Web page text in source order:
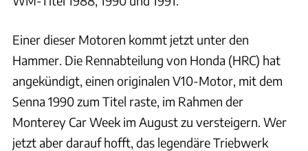
Einer dieser Motoren kommt jetzt unter den
Hammer. Die Rennabteilung von Honda (HRC) hat
angekündigt, einen originalen V10-Motor, mit dem
Senna 1990 zum Titel raste, im Rahmen der
Monterey Car Week im August zu versteigern. Wer
jetzt aber darauf hofft, das legendäre Triebwerk